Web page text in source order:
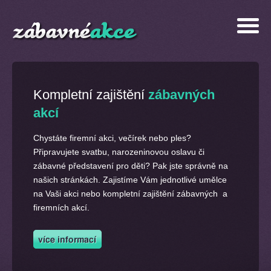
Kompletní zajištění zábavných
akcí
Chystáte firemní akci, večírek nebo ples?
Připravujete svatbu, narozeninovou oslavu či
zábavné představení pro děti? Pak jste správně na
našich stránkách. Zajistíme Vám jednotlivé umělce
na Vaši akci nebo kompletní zajištění zábavných a
firemních akcí.